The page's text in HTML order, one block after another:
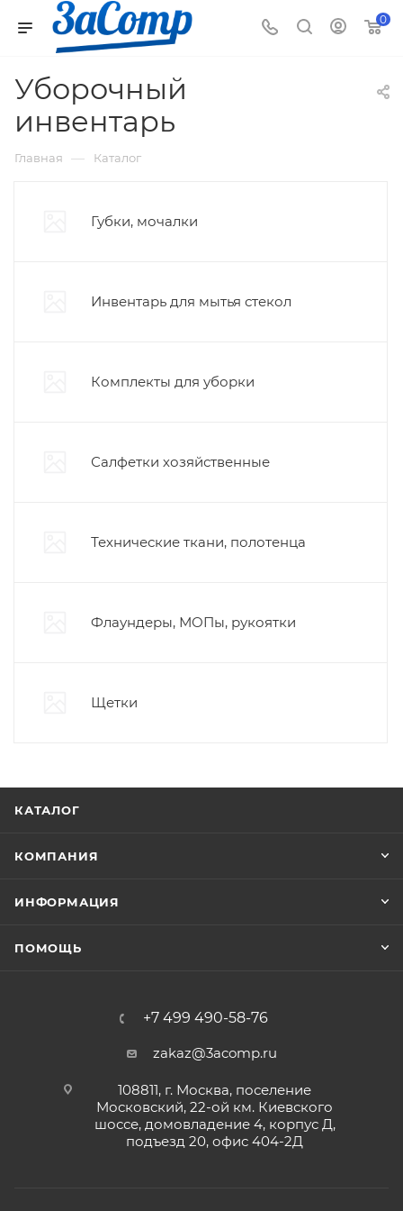
0
Уборочный
инвентарь
Главная — Каталог
Губки, мочалки
Инвентарь для мытья стекол
Комплекты для уборки
Салфетки хозяйственные
Технические ткани, полотенца
Флаундеры, МОПы, рукоятки
Щетки
КАТАЛОГ
КОМПАНИЯ
ИНФОРМАЦИЯ
ПОМОЩЬ
+7 499 490-58-76
zakaz@3acomp.ru
108811, г. Москва, поселение
Московский, 22-ой км. Киевского
шоссе, домовладение 4, корпус Д,
подъезд 20, офис 404-2Д